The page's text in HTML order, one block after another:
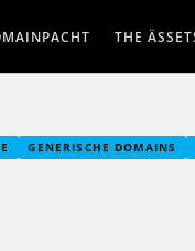
THE
GENERISCHE DOMAINS